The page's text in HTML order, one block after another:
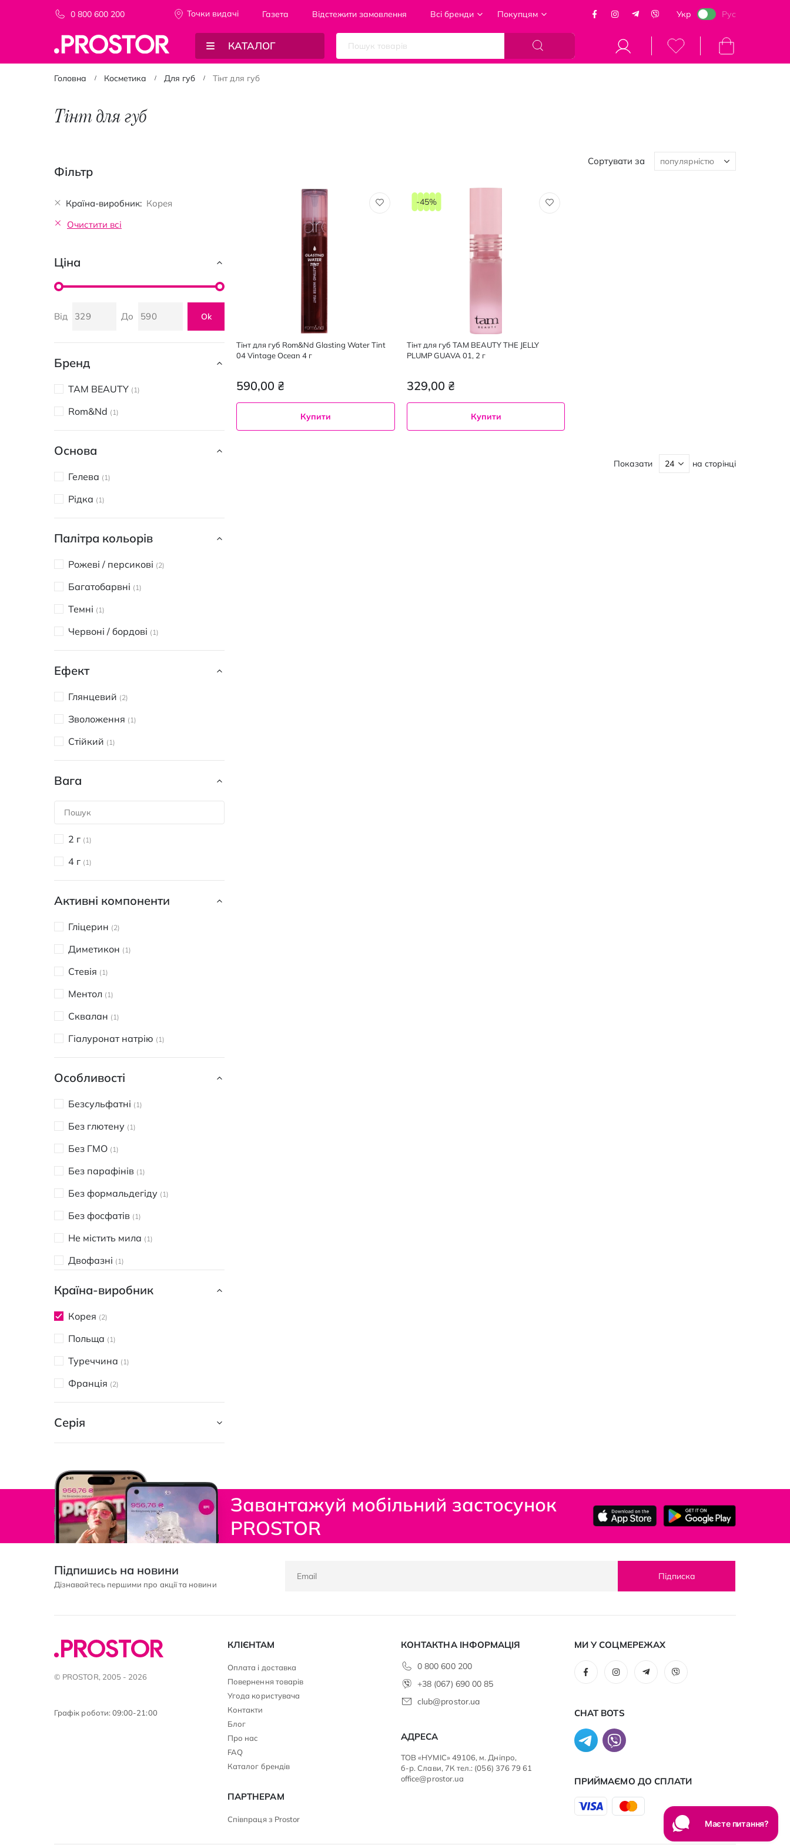
0 800 600 200 Точки видачi Газета Відстежити замовлення Всі бренди Покупцям Укр Рус
КАТАЛОГ Кошик
Головна Косметика Для губ Тінт для губ
Тінт для губ
Сортувати за
Тінт для губ Rom&Nd Glasting Water Tint
04 Vintage Ocean 4 г
590,00 ₴
Купити
Тінт для губ TAM BEAUTY THE JELLY
PLUMP GUAVA 01, 2 г
329,00 ₴
-45%
Купити
Показати на сторінці
Фільтр
Країна-виробник
Корея
Очистити всі
Ціна
Від До Ok
Бренд
TAM BEAUTY 1
Rom&Nd 1
Основа
Гелева 1
Рідка 1
Палітра кольорів
Рожеві / персикові 2
Багатобарвні 1
Темні 1
Червоні / бордові 1
Ефект
Глянцевий 2
Зволоження 1
Стійкий 1
Вага
2 г 1
4 г 1
Активні компоненти
Гліцерин 2
Диметикон 1
Стевія 1
Ментол 1
Сквалан 1
Гіалуронат натрію 1
Особливості
Безсульфатні 1
Без глютену 1
Без ГМО 1
Без парафінів 1
Без формальдегіду 1
Без фосфатів 1
Не містить мила 1
Двофазні 1
Країна-виробник
Корея 2
Польща 1
Туреччина 1
Франція 2
Серія
Завантажуй мобільний застосунок
PROSTOR
Підпишись на новини
Дізнавайтесь першими про акції та новини
Підписка
© PROSTOR, 2005 - 2026
Графік роботи: 09:00-21:00
КЛІЄНТАМ
Оплата і доставка
Повернення товарів
Угода користувача
Контакти
Блог
Про нас
FAQ
Каталог брендів
ПАРТНЕРАМ
Співпраця з Prostor
КОНТАКТНА ІНФОРМАЦІЯ
0 800 600 200
+38 (067) 690 00 85
club@prostor.ua
АДРЕСА
ТОВ «НУМІС» 49106, м. Дніпро,
б-р. Слави, 7К тел.: (056) 376 79 61
office@prostor.ua
МИ У СОЦМЕРЕЖАХ
CHAT BOTS
ПРИЙМАЄМО ДО CПЛАТИ
Маєте питання?